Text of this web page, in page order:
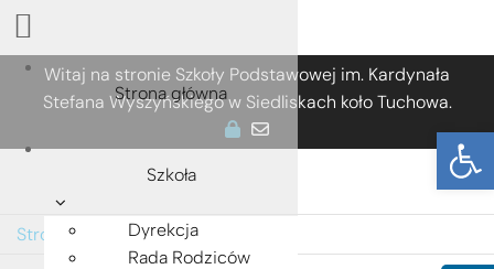
PrzejdźWitaj na stronie Szkoły Podstawowej im. Kardynała
Stefana Wyszyńskiego w Siedliskach koło Tuchowa.
Strona główna»Dzień zaduszny
Strona główna
Szkoła
Dyrekcja
Rada Rodziców